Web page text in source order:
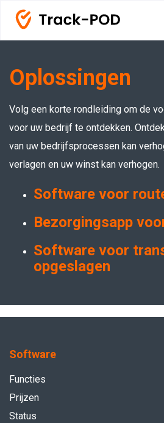
Oplossingen
Volg een korte rondleiding om de
voor uw bedrijf te ontdekken.
van uw bedrijfsprocessen kan
verlagen en uw winst kan verhogen.
Software voor
Bezorgingsapp
Software voor
opgeslagen
Software
Functies
Prijzen
Status